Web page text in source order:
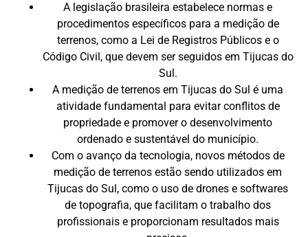
A legislação brasileira estabelece normas e
procedimentos específicos para a medição de
terrenos, como a Lei de Registros Públicos e o
Código Civil, que devem ser seguidos em Tijucas do
Sul.
A medição de terrenos em Tijucas do Sul é uma
atividade fundamental para evitar conflitos de
propriedade e promover o desenvolvimento
ordenado e sustentável do município.
Com o avanço da tecnologia, novos métodos de
medição de terrenos estão sendo utilizados em
Tijucas do Sul, como o uso de drones e softwares
de topografia, que facilitam o trabalho dos
profissionais e proporcionam resultados mais